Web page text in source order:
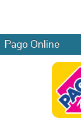
Pago Online